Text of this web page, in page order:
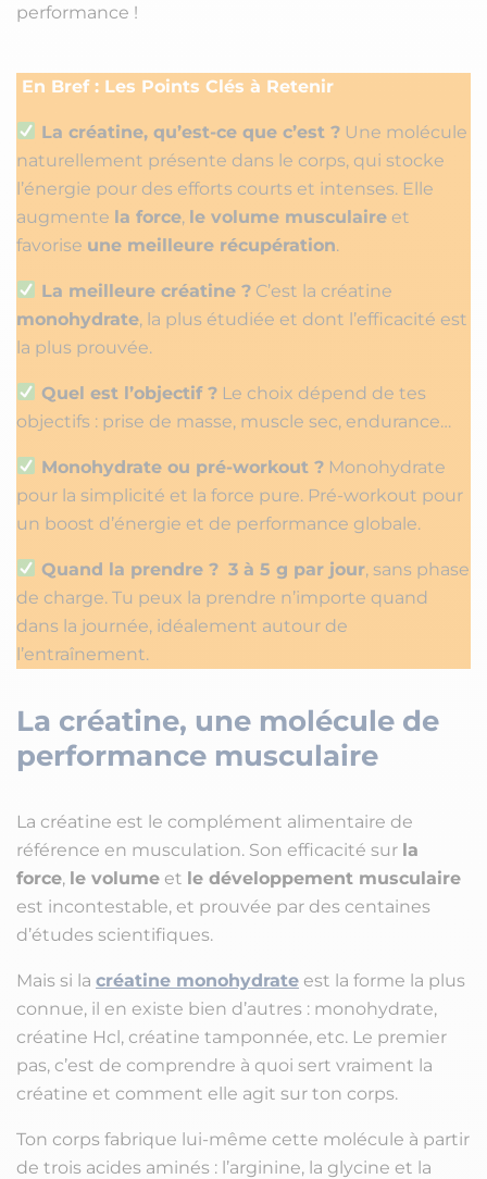
performance !
En Bref : Les Points Clés à Retenir
La créatine, qu’est-ce que c’est ? Une molécule
naturellement présente dans le corps, qui stocke
l’énergie pour des efforts courts et intenses. Elle
augmente la force, le volume musculaire et
favorise une meilleure récupération.
La meilleure créatine ? C’est la créatine
monohydrate, la plus étudiée et dont l’efficacité est
la plus prouvée.
Quel est l’objectif ? Le choix dépend de tes
objectifs : prise de masse, muscle sec, endurance…
Monohydrate ou pré-workout ? Monohydrate
pour la simplicité et la force pure. Pré-workout pour
un boost d’énergie et de performance globale.
Quand la prendre ? 3 à 5 g par jour, sans phase
de charge. Tu peux la prendre n’importe quand
dans la journée, idéalement autour de
l’entraînement.
La créatine, une molécule de
performance musculaire
La créatine est le complément alimentaire de
référence en musculation. Son efficacité sur la
force, le volume et le développement musculaire
est incontestable, et prouvée par des centaines
d’études scientifiques.
Mais si la créatine monohydrate est la forme la plus
connue, il en existe bien d’autres : monohydrate,
créatine Hcl, créatine tamponnée, etc. Le premier
pas, c’est de comprendre à quoi sert vraiment la
créatine et comment elle agit sur ton corps.
Ton corps fabrique lui-même cette molécule à partir
de trois acides aminés : l’arginine, la glycine et la